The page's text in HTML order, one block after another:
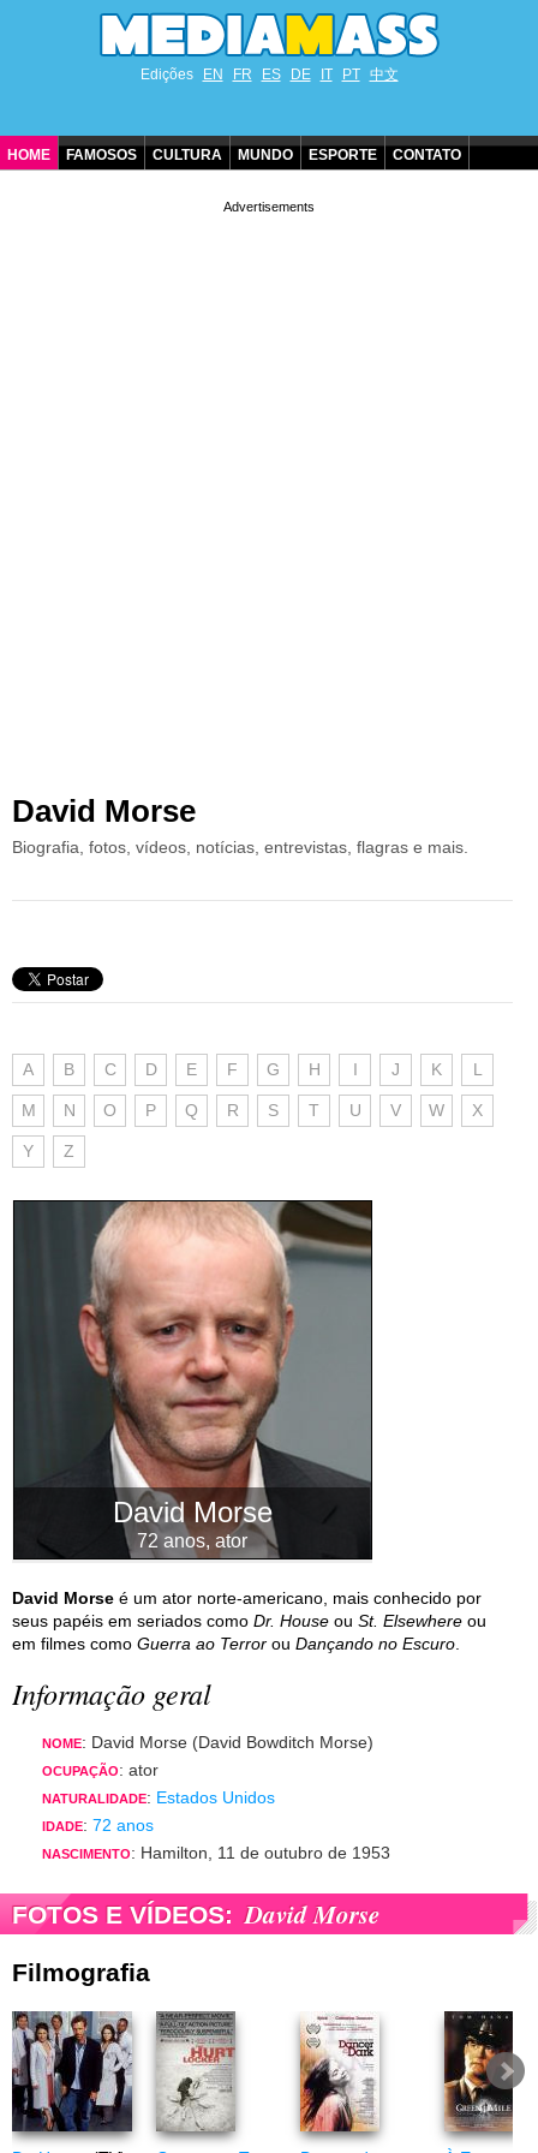
Edições EN FR ES DE IT PT 中文
HOME FAMOSOS CULTURA MUNDO ESPORTE CONTATO
David Morse
Biografia, fotos, vídeos, notícias, entrevistas, flagras e mais.
A B C D E F G H I J K L
M N O P Q R S T U V W X
Y Z
David Morse
72 anos, ator
David Morse é um ator norte-americano, mais conhecido por
seus papéis em seriados como Dr. House ou St. Elsewhere ou
em filmes como Guerra ao Terror ou Dançando no Escuro
Informação geral
NOME: David Morse (David Bowditch Morse)
OCUPAÇÃO: ator
NATURALIDADE: Estados Unidos
IDADE: 72 anos
NASCIMENTO: Hamilton, 11 de outubro de 1953
FOTOS E VÍDEOS: David Morse
Filmografia